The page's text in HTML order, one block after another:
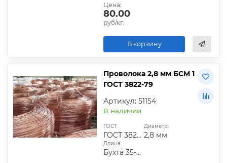
Цена:
80.00
руб/кг.
В корзину
Проволока 2,8 мм БСМ 1
ГОСТ 3822-79
Артикул: 51154
В наличии
ГОСТ:
ГОСТ 3822-79
Диаметр:
2,8 мм
Длина:
Бухта 35-50 кг